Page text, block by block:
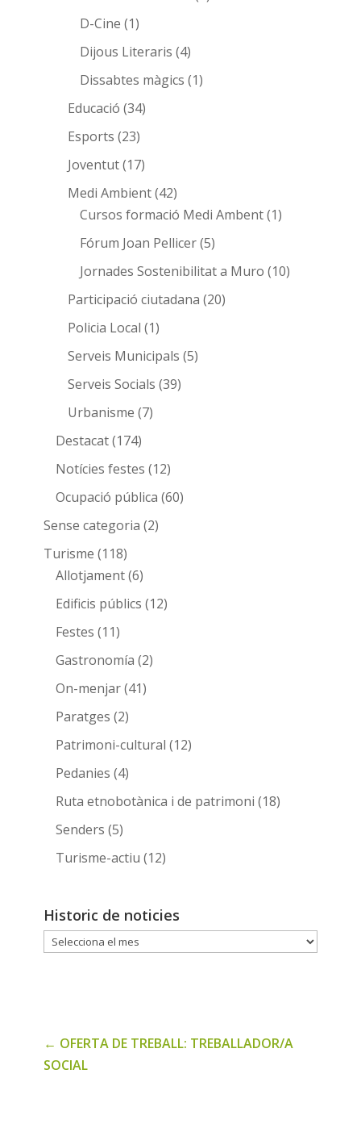
D-Cine (1)
Dijous Literaris (4)
Dissabtes màgics (1)
Educació (34)
Esports (23)
Joventut(17)
Medi Ambient(42)
Cursos formació Medi Ambent(1)
Fórum Joan Pellicer(5)
Jornades Sostenibilitat a Muro (10)
Participació ciutadana (20)
Policia Local (1)
Serveis Municipals (5)
Serveis Socials (39)
Urbanisme (7)
Destacat(174)
Notícies festes (12)
Ocupació pública (60)
Sense categoria (2)
Turisme (118)
Allotjament(6)
Edificis públics (12)
Festes (11)
Gastronomía (2)
On-menjar(41)
Paratges (2)
Patrimoni-cultural (12)
Pedanies (4)
Ruta etnobotànica i de patrimoni (18)
Senders (5)
Turisme-actiu (12)
Historic de noticies
Historic
← OFERTA DE TREBALL: TREBALLADOR/A
SOCIAL